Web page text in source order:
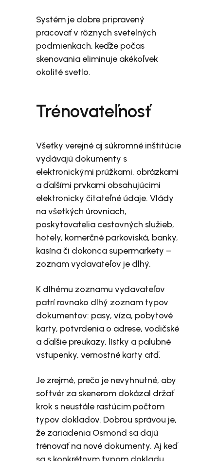
Systém je dobre pripravený
pracovať v rôznych svetelných
podmienkach, keďže počas
skenovania eliminuje akékoľvek
okolité svetlo.
Trénovateľnosť
Všetky verejné aj súkromné inštitúcie
vydávajú dokumenty s
elektronickými prúžkami, obrázkami
a ďalšími prvkami obsahujúcimi
elektronicky čitateľné údaje. Vlády
na všetkých úrovniach,
poskytovatelia cestovných služieb,
hotely, komerčné parkoviská, banky,
kasína či dokonca supermarkety –
zoznam vydavateľov je dlhý.
K dlhému zoznamu vydavateľov
patrí rovnako dlhý zoznam typov
dokumentov: pasy, víza, pobytové
karty, potvrdenia o adrese, vodičské
a ďalšie preukazy, lístky a palubné
vstupenky, vernostné karty atď.
Je zrejmé, prečo je nevyhnutné, aby
softvér za skenerom dokázal držať
krok s neustále rastúcim počtom
typov dokladov. Dobrou správou je,
že zariadenia Osmond sa dajú
trénovať na nové dokumenty. Aj keď